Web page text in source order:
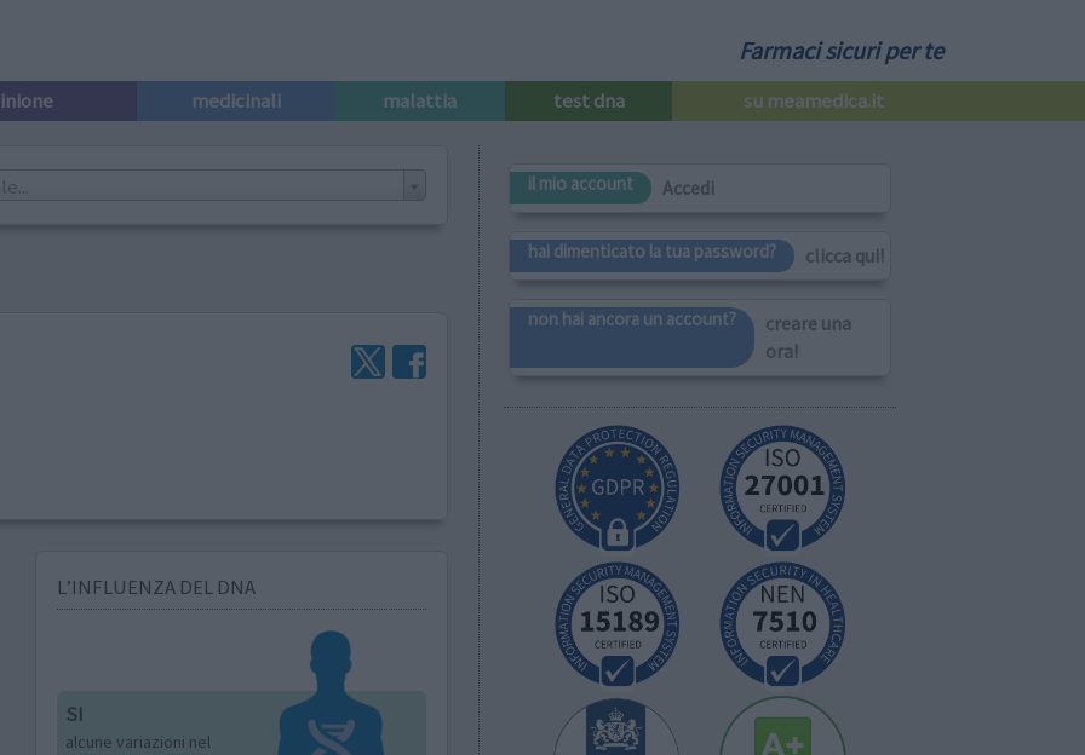
Farmaci sicuri per te
medicinali malattia test dna su meamedica.it
L’INFLUENZA DEL DNA
SI
alcune variazioni nel
il mio account Accedi
hai dimenticato la tua password? clicca qui!
non hai ancora un account?
creare una
ora!